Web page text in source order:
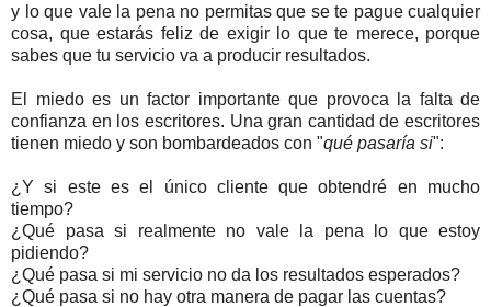
y lo que vale la pena no permitas que se te pague cualquier
cosa, que estarás feliz de exigir lo que te merece, porque
sabes que tu servicio va a producir resultados.
El miedo es un factor importante que provoca la falta de
confianza en los escritores. Una gran cantidad de escritores
tienen miedo y son bombardeados con "qué pasaría si":
¿Y si este es el único cliente que obtendré en mucho
tiempo?
¿Qué pasa si realmente no vale la pena lo que estoy
pidiendo?
¿Qué pasa si mi servicio no da los resultados esperados?
¿Qué pasa si no hay otra manera de pagar las cuentas?